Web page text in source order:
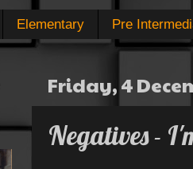
Elementary Pre
Friday, 4
Negatives -